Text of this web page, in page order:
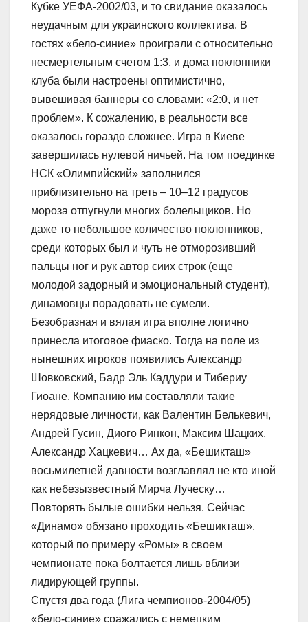
Кубке УЕФА-2002/03, и то свидание оказалось
неудачным для украинского коллектива. В
гостях «бело-синие» проиграли с относительно
несмертельным счетом 1:3, и дома поклонники
клуба были настроены оптимистично,
вывешивая баннеры со словами: «2:0, и нет
проблем». К сожалению, в реальности все
оказалось гораздо сложнее. Игра в Киеве
завершилась нулевой ничьей. На том поединке
НСК «Олимпийский» заполнился
приблизительно на треть – 10–12 градусов
мороза отпугнули многих болельщиков. Но
даже то небольшое количество поклонников,
среди которых был и чуть не отморозивший
пальцы ног и рук автор сиих строк (еще
молодой задорный и эмоциональный студент),
динамовцы порадовать не сумели.
Безобразная и вялая игра вполне логично
принесла итоговое фиаско. Тогда на поле из
нынешних игроков появились Александр
Шовковский, Бадр Эль Каддури и Тибериу
Гиоане. Компанию им составляли такие
нерядовые личности, как Валентин Белькевич,
Андрей Гусин, Диого Ринкон, Максим Шацких,
Александр Хацкевич… Ах да, «Бешикташ»
восьмилетней давности возглавлял не кто иной
как небезызвестный Мирча Луческу…
Повторять былые ошибки нельзя. Сейчас
«Динамо» обязано проходить «Бешикташ»,
который по примеру «Ромы» в своем
чемпионате пока болтается лишь вблизи
лидирующей группы.
Спустя два года (Лига чемпионов-2004/05)
«бело-синие» сражались с немецким